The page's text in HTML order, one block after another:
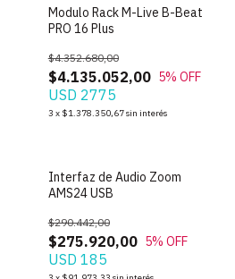
Modulo Rack M-Live B-Beat
PRO 16 Plus
$4.135.052,00
$4.352.680,00
5% OFF
USD 2775
3 x $1.378.350,67sin interés
Interfaz de Audio Zoom
AMS24 USB
$275.920,00
$290.442,00
5% OFF
USD 185